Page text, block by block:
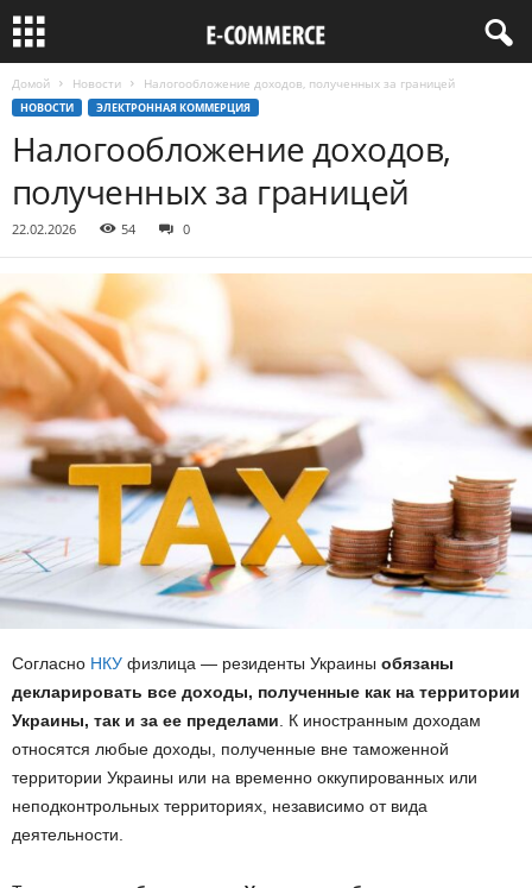
Домой Новости Налогообложение доходов, полученных за границей
НОВОСТИ ЭЛЕКТРОННАЯ КОММЕРЦИЯ
Налогообложение доходов,
полученных за границей
22.02.2026 54 0
Согласно НКУ физлица — резиденты Украины обязаны
декларировать все доходы, полученные как на территории
Украины, так и за ее пределами . К иностранным доходам
относятся любые доходы, полученные вне таможенной
территории Украины или на временно оккупированных или
неподконтрольных территориях, независимо от вида
деятельности.